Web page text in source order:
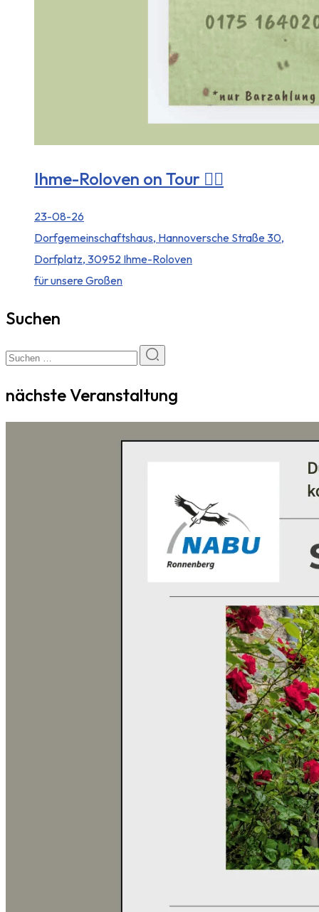
Ihme-Roloven on Tour 🚴‍♀️
23-08-26
Dorfgemeinschaftshaus, Hannoversche Straße 30,
Dorfplatz, 30952 Ihme-Roloven
für unsere Großen
Suchen
nächste Veranstaltung